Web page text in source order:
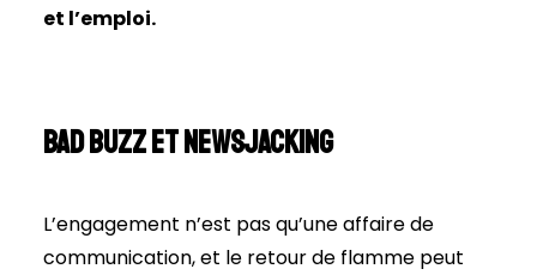
et l’emploi.
Bad Buzz et newsjacking
L’engagement n’est pas qu’une affaire de
communication, et le retour de flamme peut